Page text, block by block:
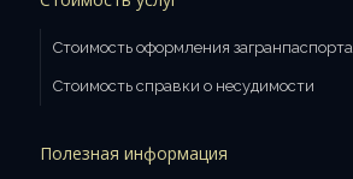
Стоимость оформления загранпаспорта
Стоимость справки о несудимости
Полезная информация